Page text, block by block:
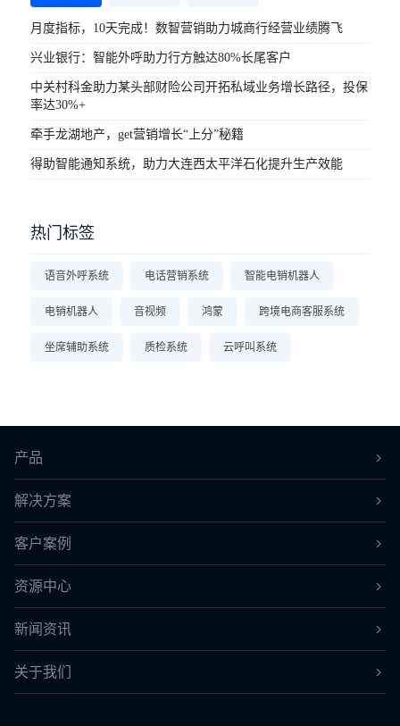
月度指标，10天完成！数智营销助力城商行经营业绩腾飞
兴业银行：智能外呼助力行方触达80%长尾客户
中关村科金助力某头部财险公司开拓私域业务增长路径，投保
率达30%+
牵手龙湖地产，get营销增长“上分”秘籍
得助智能通知系统，助力大连西太平洋石化提升生产效能
热门标签
语音外呼系统 电话营销系统 智能电销机器人
电销机器人 音视频 鸿蒙 跨境电商客服系统
坐席辅助系统 质检系统 云呼叫系统
产品
解决方案
客户案例
资源中心
新闻资讯
关于我们